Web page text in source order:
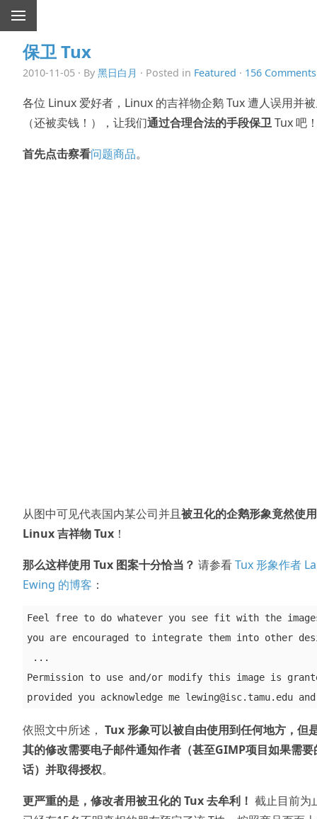
保卫 Tux
2010-11-05 · By 黑日白月 · Posted in Featured · 156 Comments
各位 Linux 爱好者，Linux 的吉祥物企鹅 Tux 遭人误用并
（还被卖钱！），让我们通过合理合法的手段保卫Tux 吧
首先点击察看问题商品。
从图中可见代表国内某公司并且被丑化的企鹅形象竟然使
Linux 吉祥物 Tux ！
那么这样使用 Tux 图案十分恰当？ 请参看Tux 形象作者
Ewing 的博客 ：
Feel free to do whatever you see fit with the
you are encouraged to integrate them into other
...
Permission to use and/or modify this image is
依照文中所述， Tux 形象可以被自由使用到任何地方，但
其的修改需要电子邮件通知作者（甚至GIMP项目如果需要
话）并取得授权。
更严重的是，修改者用被丑化的 Tux 去牟利！ 截止目前为